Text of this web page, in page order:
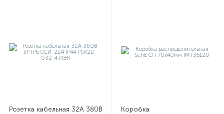
Розетка кабельная 32А 380В
Коробка